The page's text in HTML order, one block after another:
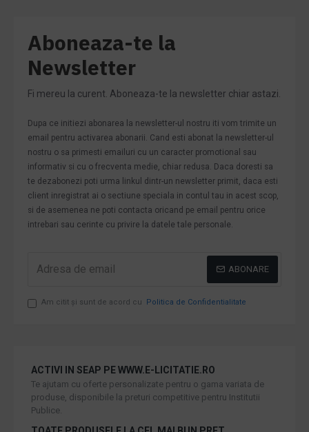
Aboneaza-te la
Newsletter
Fi mereu la curent. Aboneaza-te la newsletter chiar astazi.
Dupa ce initiezi abonarea la newsletter-ul nostru iti vom trimite un
email pentru activarea abonarii. Cand esti abonat la newsletter-ul
nostru o sa primesti emailuri cu un caracter promotional sau
informativ si cu o frecventa medie, chiar redusa. Daca doresti sa
te dezabonezi poti urma linkul dintr-un newsletter primit, daca esti
client inregistrat ai o sectiune speciala in contul tau in acest scop,
si de asemenea ne poti contacta oricand pe email pentru orice
intrebari sau cerinte cu privire la datele tale personale.
ABONARE
Am citit şi sunt de acord cu Politica de Confidentialitate
ACTIVI IN SEAP PE WWW.E-LICITATIE.RO
Te ajutam cu oferte personalizate pentru o gama variata de
produse, disponibile la preturi competitive pentru Institutii
Publice.